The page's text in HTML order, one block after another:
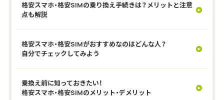
格安スマホ・格安SIMの乗り換え手続きは？メリットと注意
点も解説
格安スマホ・格安SIMがおすすめなのはどんな人？
自分でチェックしてみよう
乗換え前に知っておきたい！
格安スマホ・格安SIMのメリット・デメリット